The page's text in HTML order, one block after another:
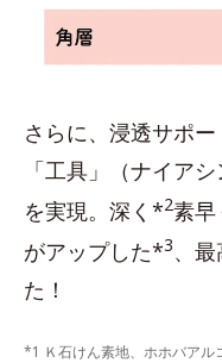
さらに、浸透サポ
「工具」（ナイア
を実現。深く*2素早
がアップした*3、
た！
*1 Ｋ石けん素地、ホホバアル